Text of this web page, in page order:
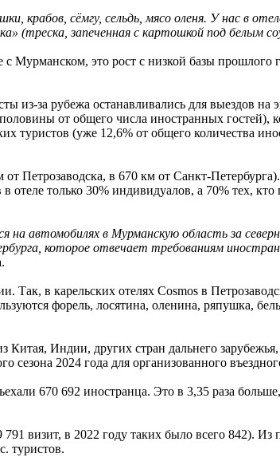
крабов, сёмгу, сельдь, мясо оленя. У нас в
(треска, запеченная с картошкой под белым
Мурманском, это рост с низкой базы прошлого
из-за рубежа останавливались для выездов на
от общего числа иностранных гостей),
туристов (уже 12,6% от общего количества
Петрозаводска, в 670 км от Санкт-
отеле только 30% индивидуалов, а 70% тех,
автомобилях в Мурманскую область за
которое отвечает требованиям
в карельских отелях Cosmos в
форель, лосятина, оленина, ряпушка,
Китая, Индии, других стран дальнего
сезона 2024 года для организованного
670 692 иностранца. Это в 3,35 раза больше,
визит, в 2022 году таких было всего 842). Из
туристов.